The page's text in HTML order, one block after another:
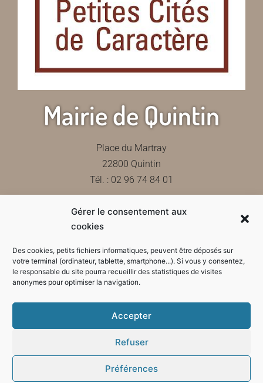
Gérer le consentement aux
cookies
Des cookies, petits fichiers informatiques, peuvent être déposés sur
votre terminal (ordinateur, tablette, smartphone...). Si vous y consentez,
le responsable du site pourra recueillir des statistiques de visites
anonymes pour optimiser la navigation.
Accepter
Refuser
Préférences
Mairie de Quintin
Place du Martray
22800 Quintin
Tél. : 02 96 74 84 01
Contactez-nous
Horaires d'ouverture de la mairie